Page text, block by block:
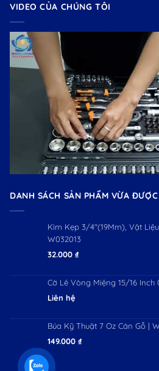
VIDEO CỦA CHÚNG TÔI
DANH SÁCH SẢN PHẨM VỪA
Kìm Kẹp 3/4"(19Mm), Vật
W032013
32.000 ₫
Cờ Lê Vòng Miệng 15/16 Inch
Liên hệ
Búa Kỹ Thuật 7 Oz Cán Gỗ |
149.000 ₫